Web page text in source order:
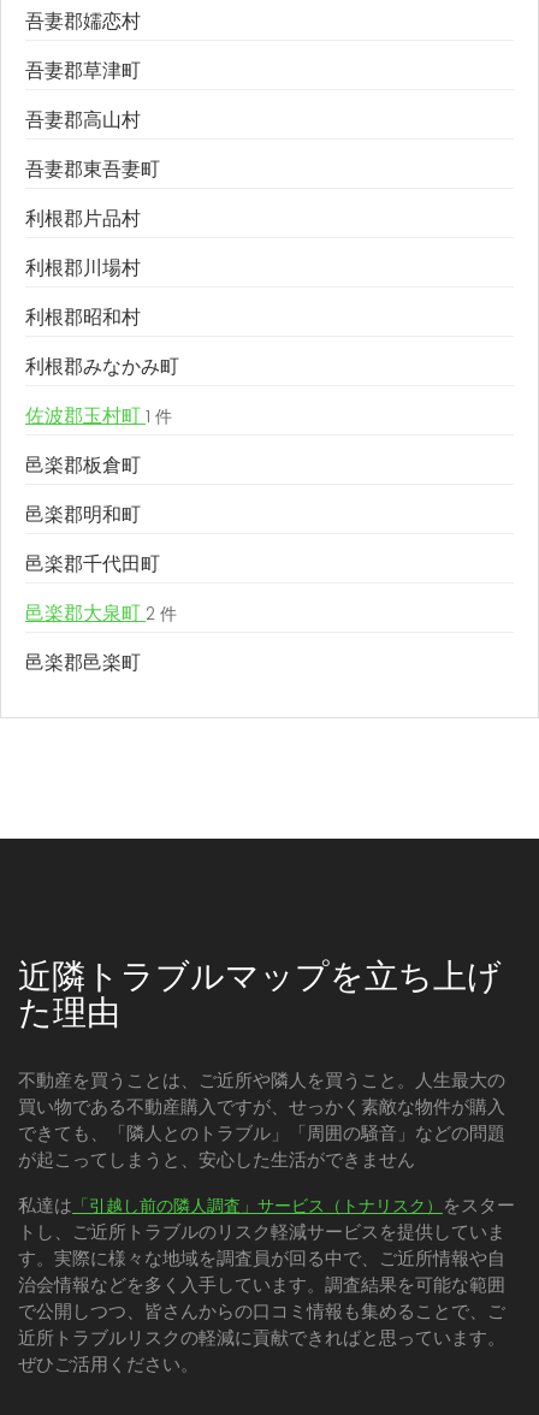
吾妻郡嬬恋村
吾妻郡草津町
吾妻郡高山村
吾妻郡東吾妻町
利根郡片品村
利根郡川場村
利根郡昭和村
利根郡みなかみ町
佐波郡玉村町 1 件
邑楽郡板倉町
邑楽郡明和町
邑楽郡千代田町
邑楽郡大泉町 2 件
邑楽郡邑楽町
近隣トラブルマップを立ち上げ
た理由
不動産を買うことは、ご近所や隣人を買うこと。人生最大の
買い物である不動産購入ですが、せっかく素敵な物件が購入
できても、「隣人とのトラブル」「周囲の騒音」などの問題
が起こってしまうと、安心した生活ができません
私達は 「引越し前の隣人調査」サービス（トナリスク） をスター
トし、ご近所トラブルのリスク軽減サービスを提供していま
す。実際に様々な地域を調査員が回る中で、ご近所情報や自
治会情報などを多く入手しています。調査結果を可能な範囲
で公開しつつ、皆さんからの口コミ情報も集めることで、ご
近所トラブルリスクの軽減に貢献できればと思っています。
ぜひご活用ください。